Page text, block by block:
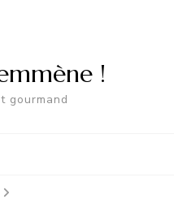
!
gourmand